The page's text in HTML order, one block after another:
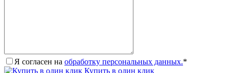
Я согласен на обработку персональных данных.*
Купить в один клик